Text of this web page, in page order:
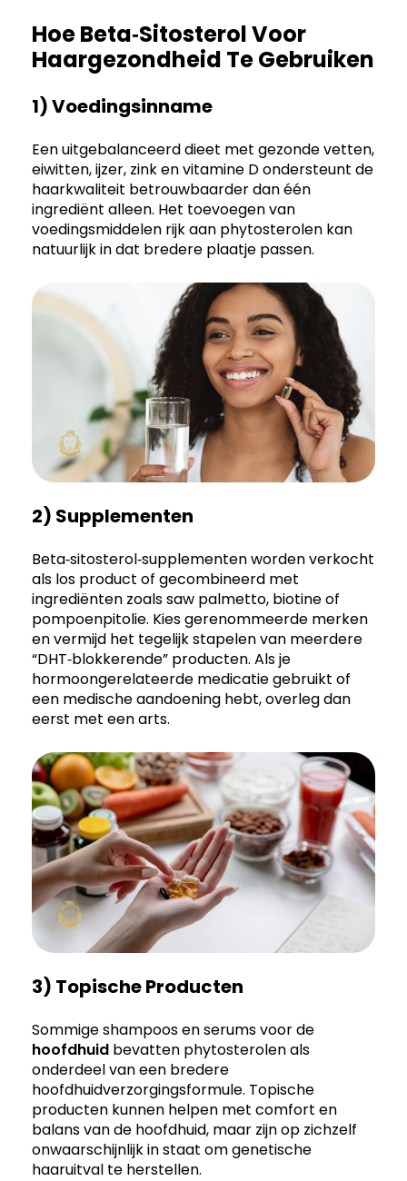
Hoe Beta‑Sitosterol Voor
Haargezondheid Te Gebruiken
1) Voedingsinname
Een uitgebalanceerd dieet met gezonde vetten,
eiwitten, ijzer, zink en vitamine D ondersteunt de
haarkwaliteit betrouwbaarder dan één
ingrediënt alleen. Het toevoegen van
voedingsmiddelen rijk aan phytosterolen kan
natuurlijk in dat bredere plaatje passen.
2) Supplementen
Beta‑sitosterol‑supplementen worden verkocht
als los product of gecombineerd met
ingrediënten zoals saw palmetto, biotine of
pompoenpitolie. Kies gerenommeerde merken
en vermijd het tegelijk stapelen van meerdere
“DHT‑blokkerende” producten. Als je
hormoongerelateerde medicatie gebruikt of
een medische aandoening hebt, overleg dan
eerst met een arts.
3) Topische Producten
Sommige shampoos en serums voor de
hoofdhuid bevatten phytosterolen als
onderdeel van een bredere
hoofdhuidverzorgingsformule. Topische
producten kunnen helpen met comfort en
balans van de hoofdhuid, maar zijn op zichzelf
onwaarschijnlijk in staat om genetische
haaruitval te herstellen.